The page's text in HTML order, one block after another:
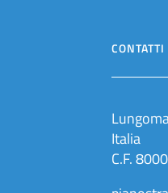
CONTATTI
Italia
C.F.